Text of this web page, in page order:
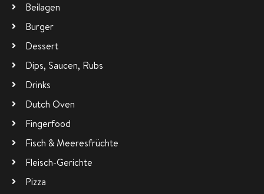
Beilagen
Burger
Dessert
Dips, Saucen, Rubs
Drinks
Dutch Oven
Fingerfood
Fisch & Meeresfrüchte
Fleisch-Gerichte
Pizza